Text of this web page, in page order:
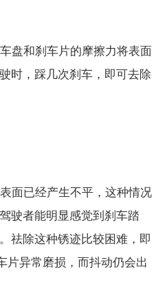
和刹车片的摩擦力将表面
时，踩几次刹车，即可去除
已经产生不平，这种情况
驶者能明显感觉到刹车踏
祛除这种锈迹比较困难，即
片异常磨损，而抖动仍会出